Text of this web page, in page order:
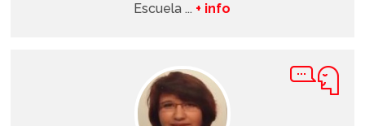
Escuela ... + info